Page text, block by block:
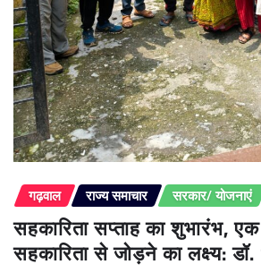
गढ़वाल राज्य समाचार सरकार/ योजनाएं
सहकारिता सप्ताह का शुभारंभ,
सहकारिता से जोड़ने का लक्ष्य: